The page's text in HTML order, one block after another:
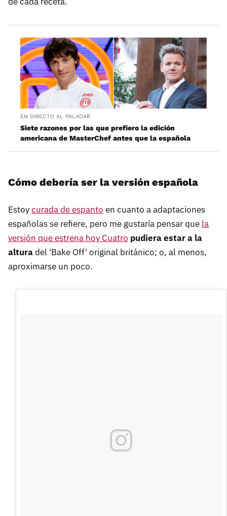
EN DIRECTO AL PALADAR
Siete razones por las que prefiero la edición
americana de MasterChef antes que la española
Cómo debería ser la versión española
Estoycurada de espanto en cuanto a adaptaciones
españolas se refiere, pero me gustaría pensar que la
versión que estrena hoy Cuatro pudiera estar a la
alturadel 'Bake Off' original británico; o, al menos,
aproximarse un poco.